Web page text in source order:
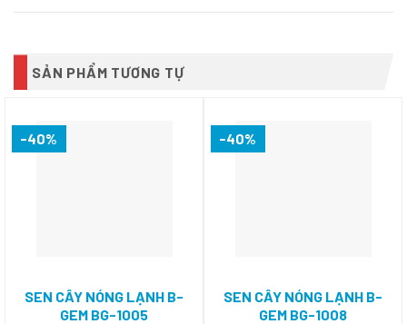
SẢN PHẨM TƯƠNG TỰ
-40%
SEN CÂY NÓNG LẠNH B-
GEM BG-1005
-40%
SEN CÂY NÓNG LẠNH B-
GEM BG-1008